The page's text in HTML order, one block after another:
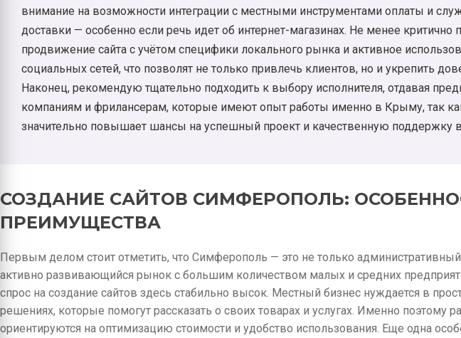
внимание на возможности интеграции с местными инструментами оплаты и
доставки — особенно если речь идет об интернет-магазинах. Не менее критично
продвижение сайта с учётом специфики локального рынка и активное
социальных сетей, что позволят не только привлечь клиентов, но и укрепить
Наконец, рекомендую тщательно подходить к выбору исполнителя, отдавая
компаниям и фрилансерам, которые имеют опыт работы именно в Крыму, так
значительно повышает шансы на успешный проект и качественную поддержку
СОЗДАНИЕ САЙТОВ СИМФЕРОПОЛЬ:
ПРЕИМУЩЕСТВА
Первым делом стоит отметить, что Симферополь — это не только
активно развивающийся рынок с большим количеством малых и средних
спрос на создание сайтов здесь стабильно высок. Местный бизнес нуждается в
решениях, которые помогут рассказать о своих товарах и услугах. Именно поэтому
ориентируются на оптимизацию стоимости и удобство использования. Еще одна